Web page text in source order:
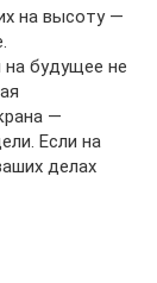
на высоту —
будущее не
—
Если на
делах